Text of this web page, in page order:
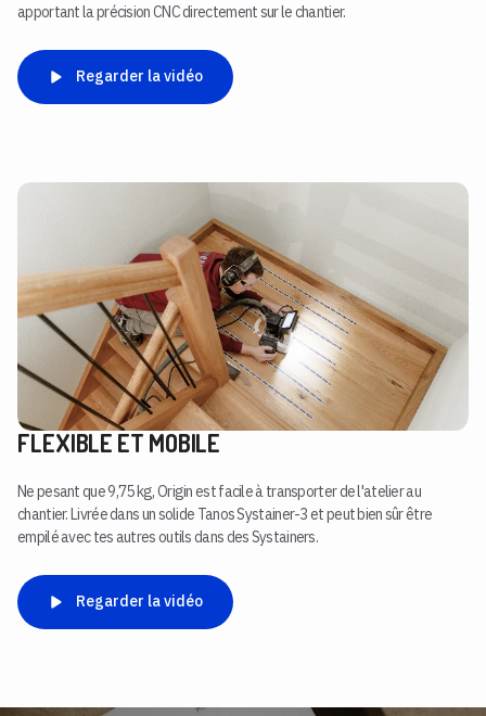
apportant la précision CNC directement sur le chantier.
Regarder la vidéo
FLEXIBLE ET MOBILE
Ne pesant que 9,75 kg, Origin est facile à transporter de l'atelier au
chantier. Livrée dans un solide Tanos Systainer-3 et peut bien sûr être
empilé avec tes autres outils dans des Systainers.
Regarder la vidéo